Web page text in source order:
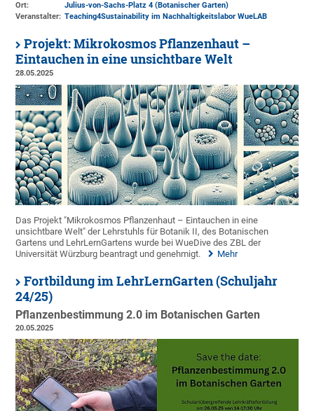
Ort:
Julius-von-Sachs-Platz 4 (Botanischer Garten)
Veranstalter: Teaching4Sustainability im Nachhaltigkeitslabor WueLAB
Projekt: Mikrokosmos Pflanzenhaut –
Eintauchen in eine unsichtbare Welt
28.05.2025
Das Projekt "Mikrokosmos Pflanzenhaut – Eintauchen in eine
unsichtbare Welt" der Lehrstuhls für Botanik II, des Botanischen
Gartens und LehrLernGartens wurde bei WueDive des ZBL der
Universität Würzburg beantragt und genehmigt.
Mehr
Fortbildung im LehrLernGarten (Schuljahr
24/25)
Pflanzenbestimmung 2.0 im Botanischen Garten
20.05.2025